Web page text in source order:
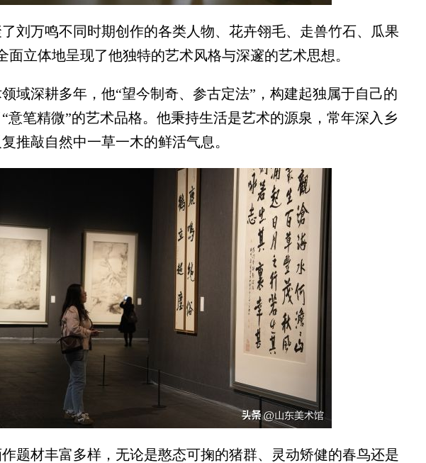
万鸣不同时期创作的各类人物、花卉翎毛、走兽竹石、瓜果
面立体地呈现了他独特的艺术风格与深邃的艺术思想。
深耕多年，他“望今制奇、参古定法”，构建起独属于自己的
意笔精微”的艺术品格。他秉持生活是艺术的源泉，常年深入乡
推敲自然中一草一木的鲜活气息。
材丰富多样，无论是憨态可掬的猪群、灵动矫健的春鸟还是